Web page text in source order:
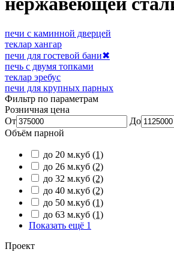
печи с каминной дверцей
теклар хангар
печи для гостевой бани✖
печь с двумя топками
теклар эребус
печи для крупных парных
Фильтр по параметрам
Розничная цена
От
До
Объём парной
до 20 м.куб (1)
до 26 м.куб (2)
до 32 м.куб (2)
до 40 м.куб (2)
до 50 м.куб (1)
до 63 м.куб (1)
Показать ещё 1
Проект